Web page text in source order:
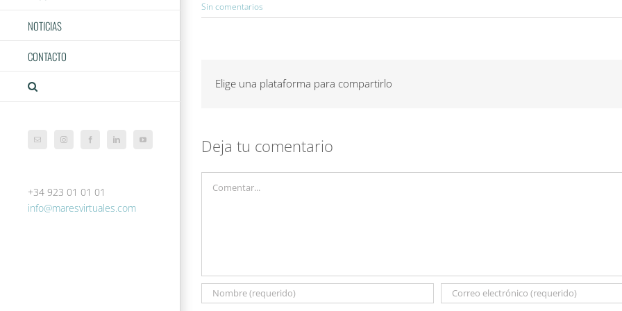
NOTICIAS
CONTACTO
Correo
InstagramFacebookLinkedIn YouTube
+34 923 01 01 01
info@maresvirtuales.com
Sin comentarios
Elige una plataforma para compartirlo
Deja tu comentario